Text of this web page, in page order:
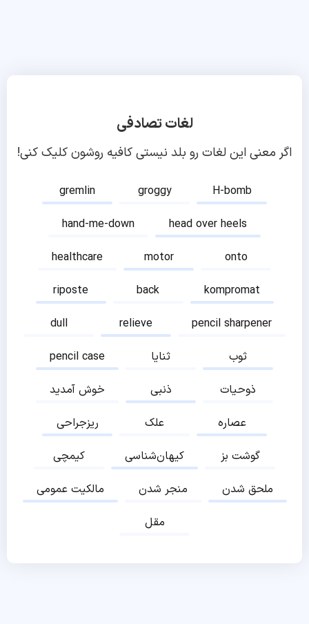
لغات تصادفی
اگر معنی این لغات رو بلد نیستی کافیه روشون کلیک کنی!
gremlin groggy
H-bomb
hand-me-down
head over heels
healthcare
motor
onto
riposte
back
kompromat
dull
relieve
pencil sharpener
pencil case
ثنایا
ثوب
خوش آمدید
ذنبی
ذوحیات
ریزجراحی
علک
عصاره
کیمچی
کیهان‌شناسی
گوشت بز
مالکیت عمومی
منجر شدن
ملحق شدن
مقل